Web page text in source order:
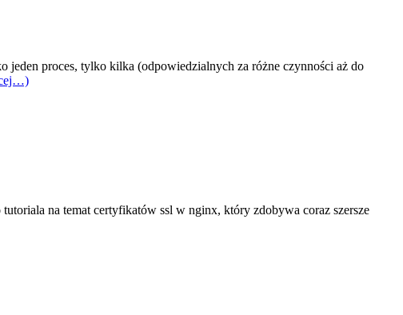
proces, tylko kilka (odpowiedzialnych za różne czynności aż do
na temat certyfikatów ssl w nginx, który zdobywa coraz szersze